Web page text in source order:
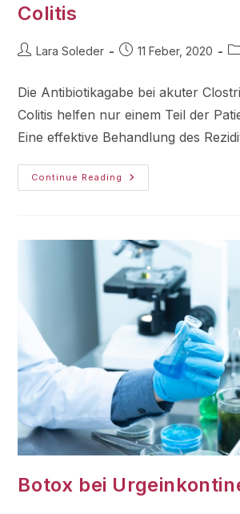
Colitis
Lara Soleder 11 Feber, 2020
Die Antibiotikagabe bei akuter
Colitis helfen nur einem Teil der
Eine effektive Behandlung des
Continue Reading
Botox bei